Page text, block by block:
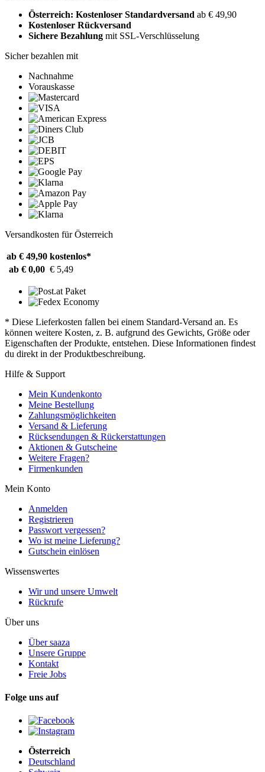
Österreich: Kostenloser Standardversand ab € 49,90
Kostenloser Rückversand
Sichere Bezahlung mit SSL-Verschlüsselung
Sicher bezahlen mit
Nachnahme
Vorauskasse
Versandkosten für Österreich
ab € 49,90 kostenlos*
ab € 0,00 € 5,49
* Diese Lieferkosten fallen bei einem Standard-Versand an. Es
können weitere Kosten, z. B. aufgrund des Gewichts, Größe oder
Eigenschaften der Produkte, entstehen. Diese Informationen findest
du direkt in der Produktbeschreibung.
Hilfe & Support
Mein Kundenkonto
Meine Bestellung
Zahlungsmöglichkeiten
Versand & Lieferung
Rücksendungen & Rückerstattungen
Aktionen & Gutscheine
Weitere Fragen?
Firmenkunden
Mein Konto
Anmelden
Registrieren
Passwort vergessen?
Wo ist meine Lieferung?
Gutschein einlösen
Wissenswertes
Wir und unsere Umwelt
Rückrufe
Über uns
Über saaza
Unsere Gruppe
Kontakt
Freie Jobs
Folge uns auf
Österreich
Deutschland